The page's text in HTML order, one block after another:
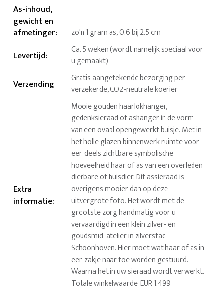
As-inhoud,
gewicht en
afmetingen: zo'n 1 gram as, 0.6 bij 2.5 cm
Levertijd:
Ca. 5 weken (wordt namelijk speciaal voor
u gemaakt)
Verzending:
Gratis aangetekende bezorging per
verzekerde, CO2-neutrale koerier
Extra
informatie:
Mooie gouden haarlokhanger,
gedenksieraad of ashanger in de vorm
van een ovaal opengewerkt buisje. Met in
het holle glazen binnenwerk ruimte voor
een deels zichtbare symbolische
hoeveelheid haar of as van een overleden
dierbare of huisdier. Dit assieraad is
overigens mooier dan op deze
uitvergrote foto. Het wordt met de
grootste zorg handmatig voor u
vervaardigd in een klein zilver- en
goudsmid-atelier in zilverstad
Schoonhoven. Hier moet wat haar of as in
een zakje naar toe worden gestuurd.
Waarna het in uw sieraad wordt verwerkt.
Totale winkelwaarde: EUR 1.499